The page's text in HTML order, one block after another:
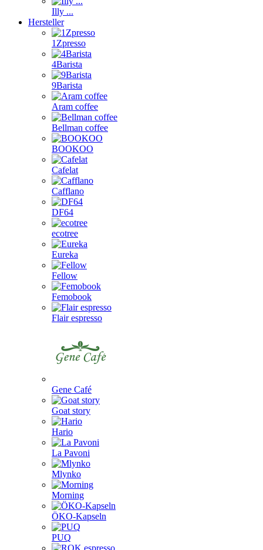
Illy ...
Hersteller
1Zpresso
4Barista
9Barista
Aram coffee
Bellman coffee
BOOKOO
Cafelat
Cafflano
DF64
ecotree
Eureka
Fellow
Femobook
Flair espresso
Gene Café
Goat story
Hario
La Pavoni
Mlynko
Morning
ÖKO-Kapseln
PUQ